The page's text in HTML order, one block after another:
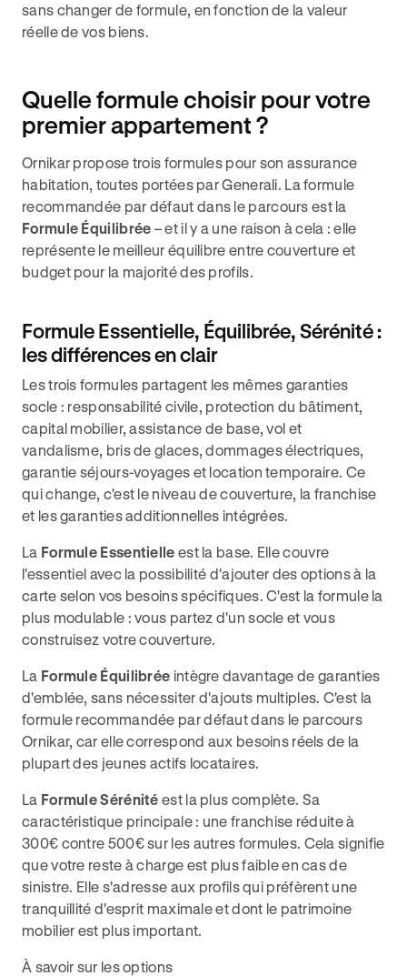
sans changer de formule, en fonction de la valeur
réelle de vos biens.
Quelle formule choisir pour votre
premier appartement ?
Ornikar propose trois formules pour son assurance
habitation, toutes portées par Generali. La formule
recommandée par défaut dans le parcours est la
Formule Équilibrée – et il y a une raison à cela : elle
représente le meilleur équilibre entre couverture et
budget pour la majorité des profils.
Formule Essentielle, Équilibrée, Sérénité :
les différences en clair
Les trois formules partagent les mêmes garanties
socle : responsabilité civile, protection du bâtiment,
capital mobilier, assistance de base, vol et
vandalisme, bris de glaces, dommages électriques,
garantie séjours-voyages et location temporaire. Ce
qui change, c'est le niveau de couverture, la franchise
et les garanties additionnelles intégrées.
La Formule Essentielle est la base. Elle couvre
l'essentiel avec la possibilité d'ajouter des options à la
carte selon vos besoins spécifiques. C'est la formule la
plus modulable : vous partez d'un socle et vous
construisez votre couverture.
La Formule Équilibrée intègre davantage de garanties
d'emblée, sans nécessiter d'ajouts multiples. C'est la
formule recommandée par défaut dans le parcours
Ornikar, car elle correspond aux besoins réels de la
plupart des jeunes actifs locataires.
La Formule Sérénité est la plus complète. Sa
caractéristique principale : une franchise réduite à
300€ contre 500€ sur les autres formules. Cela signifie
que votre reste à charge est plus faible en cas de
sinistre. Elle s'adresse aux profils qui préfèrent une
tranquillité d'esprit maximale et dont le patrimoine
mobilier est plus important.
À savoir sur les options